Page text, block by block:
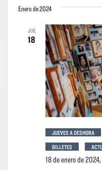
la
Enero de 2024
JUE
18
18 de enero de
JUEVES A DESHORA
BILLETES